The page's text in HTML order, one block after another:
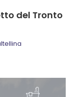
del Tronto